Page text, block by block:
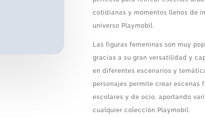
cotidianas y momentos llenos de
universo Playmobil.
Las figuras femeninas son muy
gracias a su gran versatilidad y
en diferentes escenarios y
personajes permite crear escenas
escolares y de ocio, aportando
cualquier colección Playmobil.